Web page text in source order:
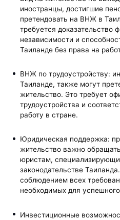
иностранцы, достигшие
претендовать на ВНЖ в
требуется доказательство
независимости и
Таиланде без права на
ВНЖ по трудоустройству:
Таиланде, также могут
жительство. Это требует
трудоустройства и
работу в стране.
Юридическая поддержка:
жительство важно
юристам,
законодательстве
соблюдением всех
необходимых для
Инвестиционные